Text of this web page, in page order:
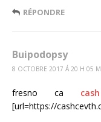
RÉPONDRE
Buipodopsy
8 OCTOBRE 2017 Á 20 H 05
fresno ca
[url=https://